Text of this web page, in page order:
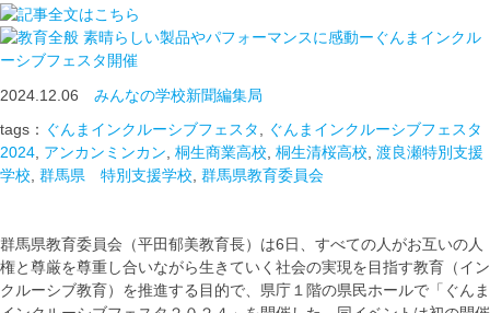
素晴らしい製品やパフォーマンスに感動ーぐんまインクル
ーシブフェスタ開催
2024.12.06 みんなの学校新聞編集局
tags： ぐんまインクルーシブフェスタ
ぐんまインクルーシブフェスタ
2024 アンカンミンカン 桐生商業高校 桐生清桜高校 渡良瀬特別支援
学校 群馬県 特別支援学校 群馬県教育委員会
群馬県教育委員会（平田郁美教育長）は6日、すべての人がお互いの人
権と尊厳を尊重し合いながら生きていく社会の実現を目指す教育（イン
クルーシブ教育）を推進する目的で、県庁１階の県民ホールで「ぐんま